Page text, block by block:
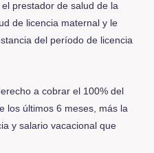
prestador de salud de la
de licencia maternal y le
del período de licencia
a cobrar el 100% del
los últimos 6 meses, más la
y salario vacacional que